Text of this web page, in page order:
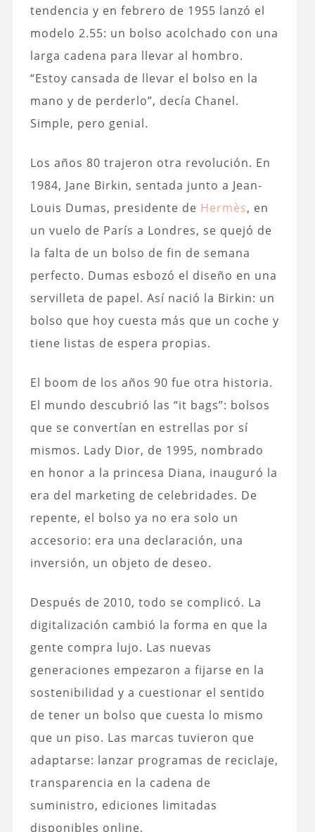
tendencia y en febrero de 1955 lanzó el
modelo 2.55: un bolso acolchado con una
larga cadena para llevar al hombro.
“Estoy cansada de llevar el bolso en la
mano y de perderlo”, decía Chanel.
Simple, pero genial.
Los años 80 trajeron otra revolución. En
1984, Jane Birkin, sentada junto a Jean-
Louis Dumas, presidente de Hermès, en
un vuelo de París a Londres, se quejó de
la falta de un bolso de fin de semana
perfecto. Dumas esbozó el diseño en una
servilleta de papel. Así nació la Birkin: un
bolso que hoy cuesta más que un coche y
tiene listas de espera propias.
El boom de los años 90 fue otra historia.
El mundo descubrió las “it bags”: bolsos
que se convertían en estrellas por sí
mismos. Lady Dior, de 1995, nombrado
en honor a la princesa Diana, inauguró la
era del marketing de celebridades. De
repente, el bolso ya no era solo un
accesorio: era una declaración, una
inversión, un objeto de deseo.
Después de 2010, todo se complicó. La
digitalización cambió la forma en que la
gente compra lujo. Las nuevas
generaciones empezaron a fijarse en la
sostenibilidad y a cuestionar el sentido
de tener un bolso que cuesta lo mismo
que un piso. Las marcas tuvieron que
adaptarse: lanzar programas de reciclaje,
transparencia en la cadena de
suministro, ediciones limitadas
disponibles online.